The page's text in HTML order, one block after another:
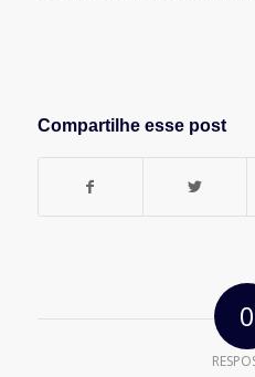
Compartilhe esse post
0